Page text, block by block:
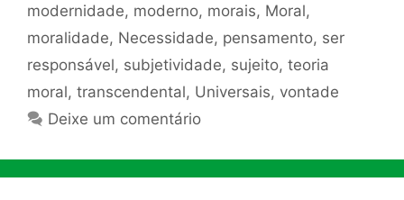
modernidade, moderno, morais, Moral,
moralidade, Necessidade, pensamento, ser
responsável, subjetividade, sujeito, teoria
moral, transcendental, Universais, vontade
Deixe um comentário